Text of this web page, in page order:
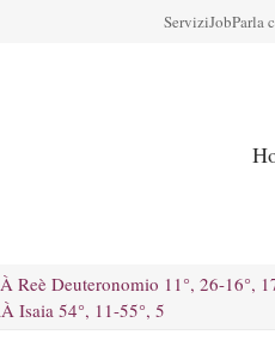
ServiziJobParla
Reè Deuteronomio 11°, 26-16°,
Isaia 54°, 11-55°, 5